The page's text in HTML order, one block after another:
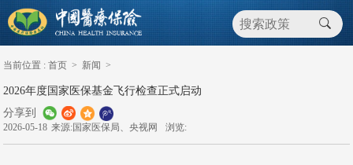
当前位置 : 首页 > 新闻 >
2026年度国家医保基金飞行检查正式启动
分享到
2026-05-18 来源:国家医保局、央视网 浏览: